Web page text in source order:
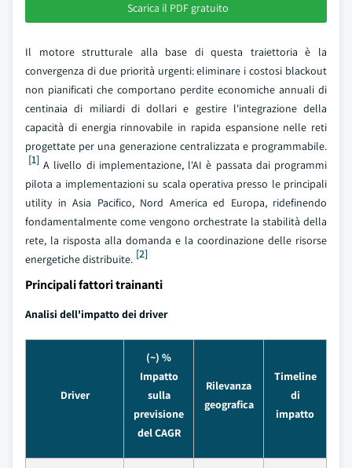
Scarica il PDF gratuito
Il motore strutturale alla base di questa traiettoria è la
convergenza di due priorità urgenti: eliminare i costosi blackout
non pianificati che comportano perdite economiche annuali di
centinaia di miliardi di dollari e gestire l'integrazione della
capacità di energia rinnovabile in rapida espansione nelle reti
progettate per una generazione centralizzata e programmabile.
[1] A livello di implementazione, l'AI è passata dai programmi
pilota a implementazioni su scala operativa presso le principali
utility in Asia Pacifico, Nord America ed Europa, ridefinendo
fondamentalmente come vengono orchestrate la stabilità della
rete, la risposta alla domanda e la coordinazione delle risorse
energetiche distribuite. [2]
Principali fattori trainanti
Analisi dell'impatto dei driver
Driver
(~) %
Impatto
sulla
previsione
del CAGR
Rilevanza
geografica
Timeline
di
impatto